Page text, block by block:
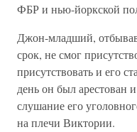
ФБР и нью-йоркской
Джон-младший,
срок, не смог
присутствовать и его
день он был арестован
слушание его
на плечи Виктории.